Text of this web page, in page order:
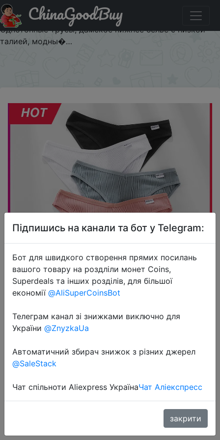
Придбати по акціи Женские трусики из мягкого
хлопка, M-2XL, дышащее сексуальное нижнее белье,
Однотонные трусы, дамское нижнее белье с низкой
талией, модны�…
ChinaGoodBuy
2020-08-21
Женские трусики из мягкого
хлопка, M-2XL, дышащее
Однотонные трусы, дамское
нижнее белье с низкой талией,
модны�…
Підпишись на канали та бот у Telegram:
Бот для швидкого створення прямих посилань
вашого товару на роздліли монет Coins,
Superdeals та інших розділів, для більшої
економії @AliSuperCoinsBot
Телеграм канал зі знижками виключно для
України @ZnyzkaUa
Автоматичний збирач знижок з різних джерел
@SaleStack
Чат спільноти Aliexpress УкраїнаЧат Аліекспресс
закрити